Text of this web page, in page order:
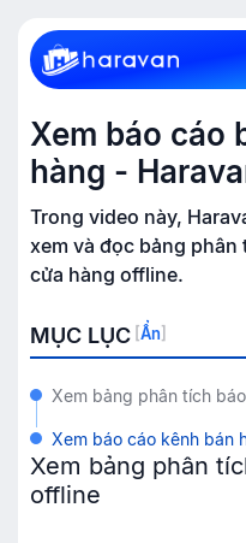
Xem báo cáo
hàng -
Trong video này,
xem và đọc bảng phân
cửa hàng offline.
MỤC LỤC Ẩn
Xem bảng phân tích
Xem báo cáo kênh bán
Xem bảng phân
offline